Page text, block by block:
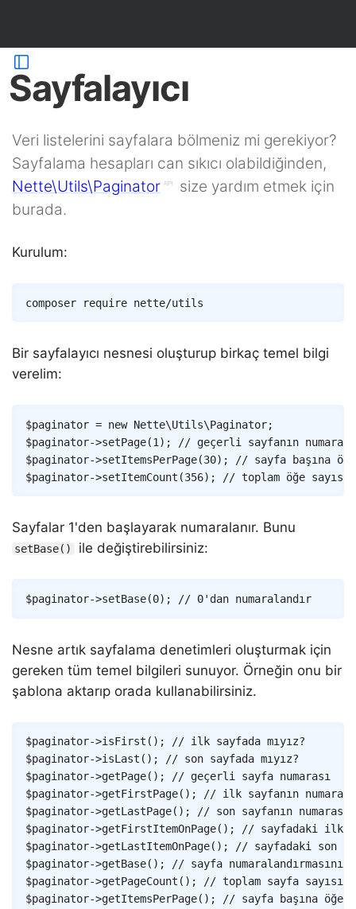
Sayfalayıcı
Veri listelerini sayfalara bölmeniz mi gerekiyor?
Sayfalama hesapları can sıkıcı olabildiğinden,
Nette\Utils\Paginator
size yardım etmek için
burada.
Kurulum:
composer
Bir sayfalayıcı nesnesi oluşturup birkaç temel bilgi
verelim:
$paginator = new Nette\Utils\Paginator;
$paginator->setPage(1 ) ;
// geçerli sayfanın numarası
$paginator->setItemsPerPage(30) ;
// sayfa başına
$paginator->setItemCount (356) ; // toplam öğe
Sayfalar 1'den başlayarak numaralanır. Bunu
setBase() ile değiştirebilirsiniz:
$paginator->setBase(0) ; // 0'dan numaralandır
Copy
Nesne artık sayfalama denetimleri oluşturmak için
gereken tüm temel bilgileri sunuyor. Örneğin onu bir
şablona aktarıp orada kullanabilirsiniz.
$paginator->isFirst ( ) ;
// ilk sayfada mıyız?
$paginator->isLast ( ) ;
// son sayfada mıyız?
$paginator->getPage( ) ;
// geçerli sayfa numarası
$paginator->getFirstPage( ) ;
// ilk sayfanın numarası
$paginator->getLastPage( ) ;
// son sayfanın numarası
$paginator->getFirstItemOnPage( ) ;
// sayfadaki ilk
$paginator->getLastItemOnPage( ) ;
// sayfadaki son
$paginator->getBase( ) ;
// sayfa
$paginator->getPageCount ( ) ;
// toplam sayfa sayısı
$paginator->getItemsPerPage( ) ;
// sayfa başına öğe
Copy